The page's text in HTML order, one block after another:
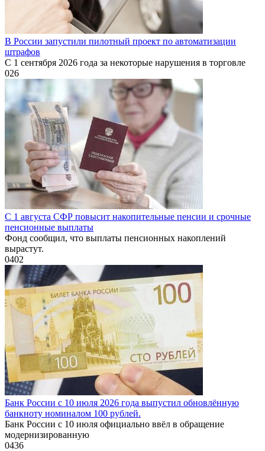
В России запустили пилотный проект по автоматизации
штрафов
С 1 сентября 2026 года за некоторые нарушения в торговле
026
С 1 августа СФР повысит накопительные пенсии и срочные
пенсионные выплаты
Фонд сообщил, что выплаты пенсионных накоплений
вырастут.
0402
Банк России с 10 июля 2026 года выпустил обновлённую
банкноту номиналом 100 рублей.
Банк России с 10 июля официально ввёл в обращение
модернизированную
0436